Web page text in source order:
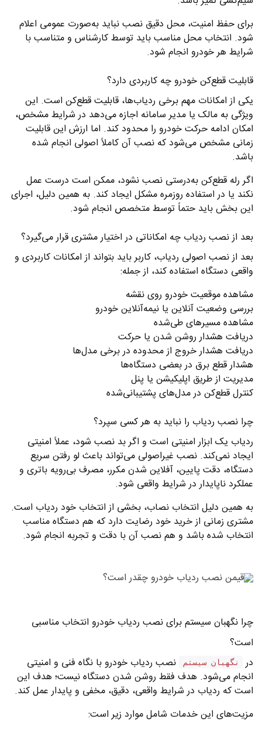
برای حفظ امنیت، محل دقیق نصب نباید به‌صورت عمومی اعلام
شود. انتخاب محل مناسب باید توسط کارشناس و متناسب با
شرایط هر خودرو انجام شود.
قابلیت قطع‌کن خودرو چه کاربردی دارد؟
یکی از امکانات مهم برخی ردیاب‌ها، قابلیت قطع‌کن است. این
ویژگی به مالک یا مدیر سامانه اجازه می‌دهد در شرایط مشخص،
امکان ادامه حرکت خودرو را محدود کند. اما ارزش این قابلیت
زمانی مشخص می‌شود که نصب آن کاملاً اصولی انجام شده
باشد.
اگر رله قطع‌کن به‌درستی نصب نشود، ممکن است درست عمل
نکند یا در استفاده روزمره مشکل ایجاد کند. به همین دلیل، اجرای
این بخش باید حتماً توسط متخصص انجام شود.
بعد از نصب ردیاب چه امکاناتی در اختیار مشتری قرار می‌گیرد؟
بعد از نصب اصولی ردیاب، کاربر باید بتواند از امکانات کاربردی و
واقعی دستگاه استفاده کند، از جمله:
مشاهده موقعیت خودرو روی نقشه
بررسی وضعیت آنلاین یا نیمه‌آنلاین خودرو
مشاهده مسیرهای طی‌شده
دریافت هشدار روشن شدن یا حرکت
دریافت هشدار خروج از محدوده در برخی مدل‌ها
هشدار قطع برق در بعضی دستگاه‌ها
مدیریت از طریق اپلیکیشن یا پنل
کنترل قطع‌کن در مدل‌های پشتیبانی‌شده
چرا نصب ردیاب را نباید به هر کسی سپرد؟
ردیاب یک ابزار امنیتی است و اگر بد نصب شود، عملاً امنیتی
ایجاد نمی‌کند. نصب غیراصولی می‌تواند باعث لو رفتن سریع
دستگاه، دقت پایین، آفلاین شدن مکرر، مصرف بی‌رویه باتری و
عملکرد ناپایدار در شرایط واقعی شود.
به همین دلیل انتخاب نصاب، بخشی از انتخاب خود ردیاب است.
مشتری زمانی از خرید خود رضایت دارد که هم دستگاه مناسب
انتخاب شده باشد و هم نصب آن با دقت و تجربه انجام شود.
چرا نگهبان سیستم برای نصب ردیاب خودرو انتخاب مناسبی
است؟
در
نگهبان سیستم
نصب ردیاب خودرو با نگاه فنی و امنیتی
انجام می‌شود. هدف فقط روشن شدن دستگاه نیست؛ هدف این
است که ردیاب در شرایط واقعی، دقیق، مخفی و پایدار عمل کند.
مزیت‌های این خدمات شامل موارد زیر است: